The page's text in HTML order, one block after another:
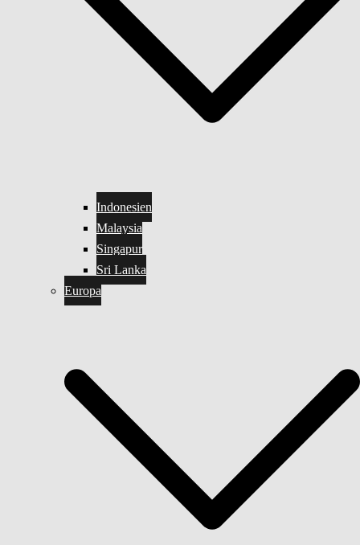
Indonesien
Malaysia
Singapur
Sri Lanka
Europa